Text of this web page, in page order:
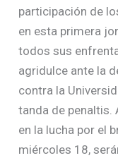
participación de
en esta primera
todos sus
agridulce ante la
contra la
tanda de penaltis.
en la lucha por el
miércoles 18,